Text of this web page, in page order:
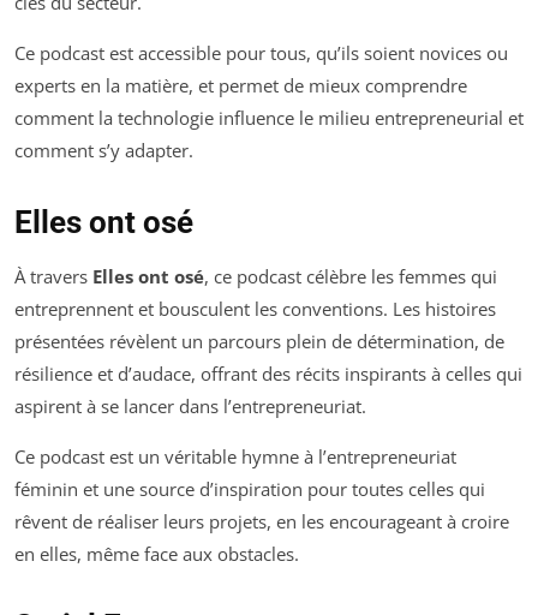
Ce podcast est accessible pour tous, qu’ils soient novices ou
experts en la matière, et permet de mieux comprendre
comment la technologie influence le milieu entrepreneurial et
comment s’y adapter.
Elles ont osé
À travers Elles ont osé, ce podcast célèbre les femmes qui
entreprennent et bousculent les conventions. Les histoires
présentées révèlent un parcours plein de détermination, de
résilience et d’audace, offrant des récits inspirants à celles qui
aspirent à se lancer dans l’entrepreneuriat.
Ce podcast est un véritable hymne à l’entrepreneuriat
féminin et une source d’inspiration pour toutes celles qui
rêvent de réaliser leurs projets, en les encourageant à croire
en elles, même face aux obstacles.